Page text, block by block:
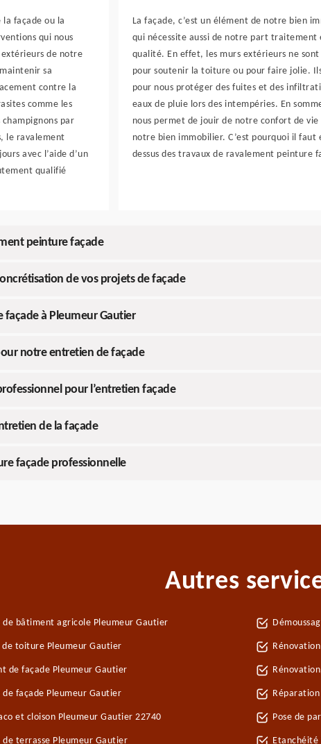
façade ou la
qui nous
de notre
sa
contre la
comme les
champignons par
le ravalement
avec l’aide d’un
qualifié
La façade, c’est un élément de notre bien
qui nécessite aussi de notre part traitement
qualité. En effet, les murs extérieurs ne sont
pour soutenir la toiture ou pour faire jolie.
pour nous protéger des fuites et des
eaux de pluie lors des intempéries. En
nous permet de jouir de notre confort de vie
notre bien immobilier. C’est pourquoi il faut
dessus des travaux de ravalement peinture
peinture façade
de vos projets de façade
à Pleumeur Gautier
notre entretien de façade
pour l’entretien façade
de la façade
façade professionnelle
Autres
de bâtiment agricole Pleumeur Gautier
de toiture Pleumeur Gautier
de façade Pleumeur Gautier
façade Pleumeur Gautier
et cloison Pleumeur Gautier 22740
terrasse Pleumeur Gautier
Pose de